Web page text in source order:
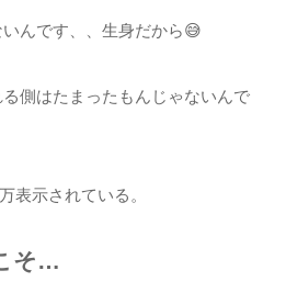
いんです、、生身だから😅
側はたまったもんじゃないんで
表示されている。
そ…